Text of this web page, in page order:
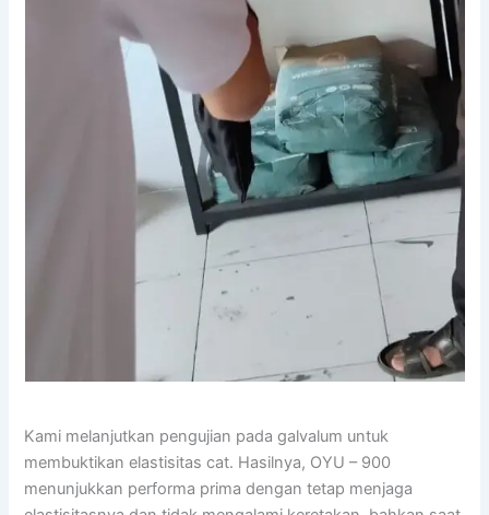
Kami melanjutkan pengujian pada galvalum untuk
membuktikan elastisitas cat. Hasilnya, OYU – 900
menunjukkan performa prima dengan tetap menjaga